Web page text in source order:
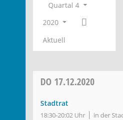
Quartal 4
2020
Aktuell
DO 17.12.2020
Stadtrat
18:30-20:02 Uhr in der